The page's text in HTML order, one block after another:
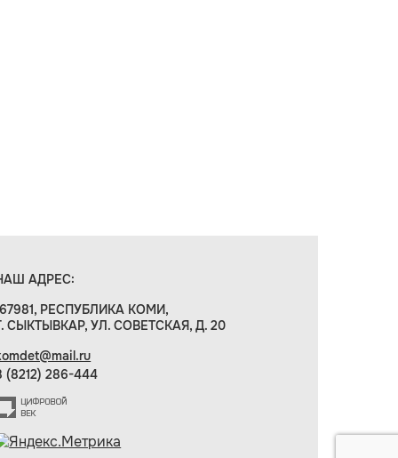
АДРЕС:
РЕСПУБЛИКА КОМИ,
СЫКТЫВКАР, УЛ. СОВЕТСКАЯ, Д. 20
(8212) 286-444